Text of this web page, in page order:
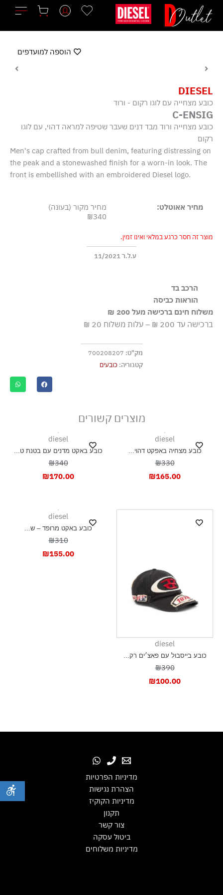
לתוכן
DIESEL
כובע מצחייה עם לוגו רקום - ורוד
C-ENSIG
כובע מצחייה ורוד מבד דנים שעבר שטיפה למראה דהוי, עם לוגו
רקום
Men's cap crafted from bull denim, featuring distressing on
the peak and a stonewashed finish for a worn-in look. The
front is embellished with an embroidered Diesel logo.
מחיר אאוטלט:
מחיר מקור (בעונה)
₪340
מוצר זה חסר כרגע במלאי ואינו זמין.
ע.ל.ר 11/2021
הרכב בד
100% כותנה
הוראות כביסה
אסור לכבס כלל
משלוח חינם ברכישה מעל 200 ₪
ברכישה עד 200 ₪ – עלות משלוח 20 ₪
מק"ט: 700208207
קטגוריה:כובעים
הוספה למועדפים
מוצרים קשורים
diesel
כובע מצחיה באפקט דהוי...
₪330
₪165.00
diesel
כובע באקט מדנים עם בטנת ט...
₪340
₪170.00
diesel
כובע בייסבול עם פאצ׳ים רק...
₪390
₪100.00
diesel
כובע באקט מרופד – ש...
₪310
₪155.00
מדיניות הפרטיות
הצהרת נגישות
מדיניות הקוקיז
תקנון
צור קשר
ביטול עסקה
מדיניות משלוחים